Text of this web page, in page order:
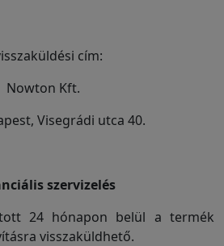
cím:
Nowton Kft.
Visegrádi utca 40.
szervizelés
24 hónapon belül a termék
visszaküldhető.